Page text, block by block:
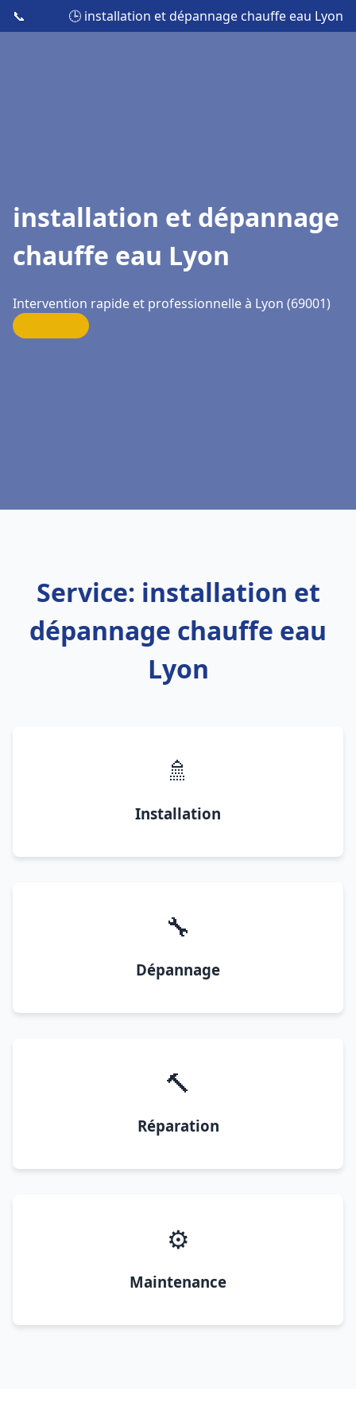
📞 🕒 installation et dépannage chauffe eau Lyon
installation et dépannage
chauffe eau Lyon
Intervention rapide et professionnelle à Lyon (69001)
Service: installation et
dépannage chauffe eau
Lyon
🚿
Installation
🔧
Dépannage
🔨
Réparation
⚙️
Maintenance